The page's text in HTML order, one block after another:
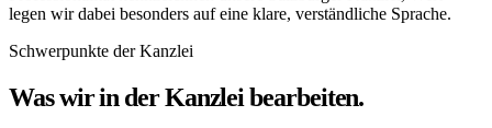
legen wir dabei besonders auf eine klare, verständliche Sprache.
Schwerpunkte der Kanzlei
Was wir in der Kanzlei bearbeiten.